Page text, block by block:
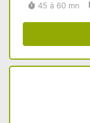
45 à 60 mn